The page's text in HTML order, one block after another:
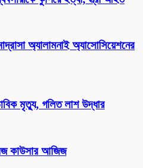
অ্যালামনাই অ্যাসোসিয়েশনের
মৃত্যু, গলিত লাশ উদ্ধার
কাউসার আজিজ